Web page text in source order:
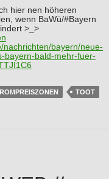
hier nen höheren
wenn BaWü/#Bayern
>_>
nachrichten/bayern/neue-
bayern-bald-mehr-fuer-
TOOT